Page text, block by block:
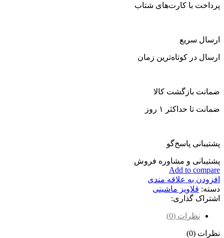
پرداخت با کارت‌های شتاب
ارسال سریع
ارسال در کوتاه‌ترین زمان
ضمانت بازگشت کالا
ضمانت تا حداکثر ۱ روز
پشتیبانی پاسخ‌گو
پشتیبانی و مشاوره فروش
Add to compare
افزودن به علاقه مندی
دسته: قلاویز ماشینی
اشتراک گذاری:
نظرات (0)
نظرات (0)